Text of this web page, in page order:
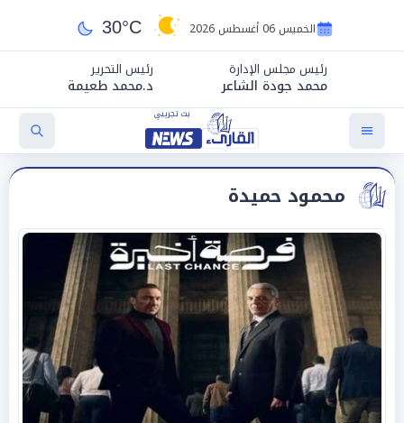
الخميس 06 أغسطس 2026 30°C
رئيس مجلس الإدارة
محمد جودة الشاعر
رئيس التحرير
د.محمد طعيمة
محمود حميدة